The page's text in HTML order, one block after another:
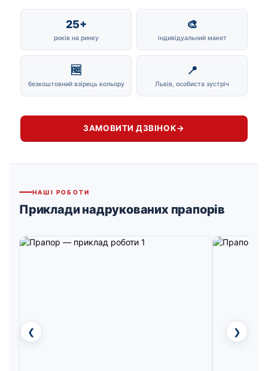
25+
років на ринку
🎨
індивідуальний макет
🆓
безкоштовний взірець кольору
📍
Львів, особиста зустріч
ЗАМОВИТИ ДЗВІНОК→
НАШІ РОБОТИ
Приклади надрукованих прапорів
❮ ❯